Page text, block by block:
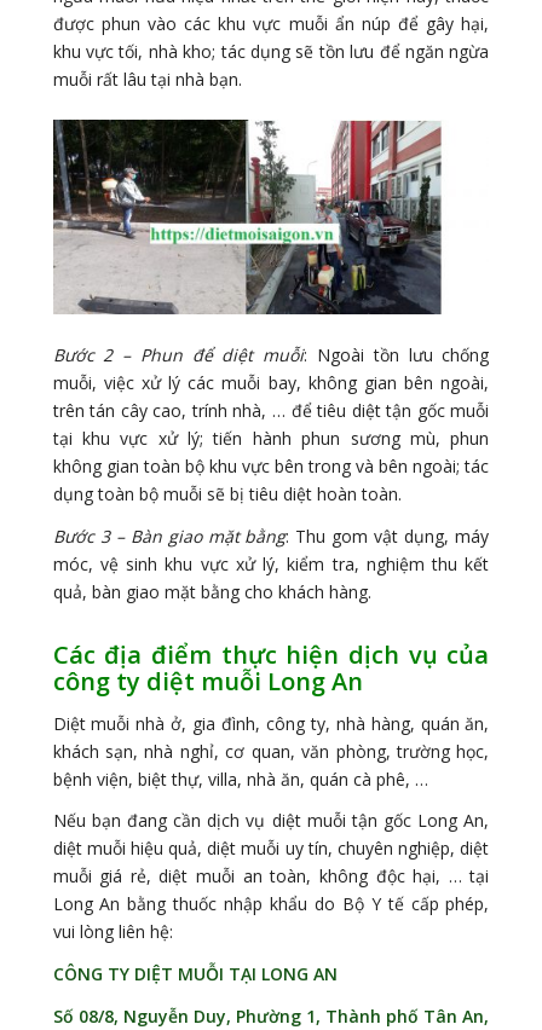
được phun vào các khu vực muỗi ẩn núp để gây hại,
khu vực tối, nhà kho; tác dụng sẽ tồn lưu để ngăn ngừa
muỗi rất lâu tại nhà bạn.
Bước 2 – Phun để diệt muỗi: Ngoài tồn lưu chống
muỗi, việc xử lý các muỗi bay, không gian bên ngoài,
trên tán cây cao, trính nhà, … để tiêu diệt tận gốc muỗi
tại khu vực xử lý; tiến hành phun sương mù, phun
không gian toàn bộ khu vực bên trong và bên ngoài; tác
dụng toàn bộ muỗi sẽ bị tiêu diệt hoàn toàn.
Bước 3 – Bàn giao mặt bằng: Thu gom vật dụng, máy
móc, vệ sinh khu vực xử lý, kiểm tra, nghiệm thu kết
quả, bàn giao mặt bằng cho khách hàng.
Các địa điểm thực hiện dịch vụ của
công ty diệt muỗi Long An
Diệt muỗi nhà ở, gia đình, công ty, nhà hàng, quán ăn,
khách sạn, nhà nghỉ, cơ quan, văn phòng, trường học,
bệnh viện, biệt thự, villa, nhà ăn, quán cà phê, …
Nếu bạn đang cần dịch vụ diệt muỗi tận gốc Long An,
diệt muỗi hiệu quả, diệt muỗi uy tín, chuyên nghiệp, diệt
muỗi giá rẻ, diệt muỗi an toàn, không độc hại, … tại
Long An bằng thuốc nhập khẩu do Bộ Y tế cấp phép,
vui lòng liên hệ:
CÔNG TY DIỆT MUỖI TẠI LONG AN
Số 08/8, Nguyễn Duy, Phường 1, Thành phố Tân An,